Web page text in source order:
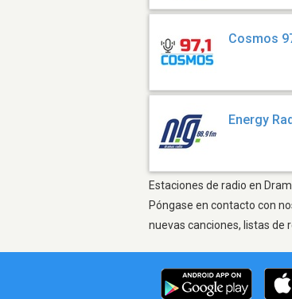
Cosmos
Energy
Estaciones de radio en
Póngase en contacto con
nuevas canciones, listas de